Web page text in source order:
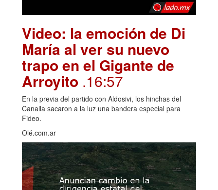
Video: la emoción de Di
María al ver su nuevo
trapo en el Gigante de
Arroyito .16:57
En la previa del partido con Aldosivi, los hinchas del
Canalla sacaron a la luz una bandera especial para
Fideo.
Olé.com.ar